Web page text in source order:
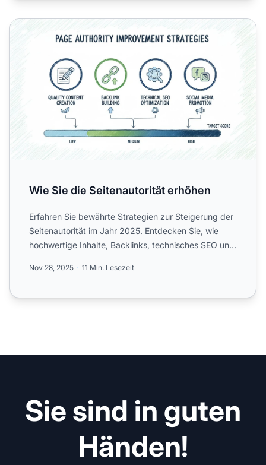
Wie Sie die Seitenautorität erhöhen
Wie Sie die Seitenautorität erhöhen
Erfahren Sie bewährte Strategien zur Steigerung der
Seitenautorität im Jahr 2025. Entdecken Sie, wie
hochwertige Inhalte, Backlinks, technisches SEO und
Nov 28, 2025 11 Min. Lesezeit
Sie sind in guten
Händen!